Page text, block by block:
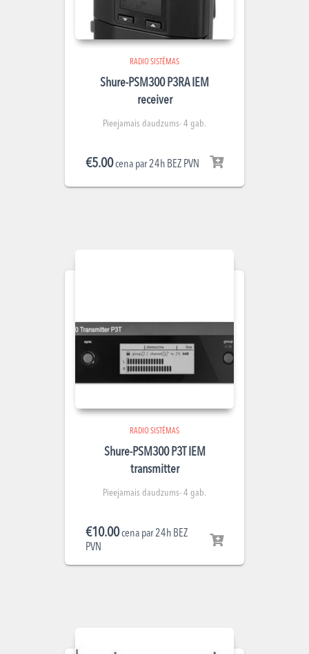
RADIO SISTĒMAS
Shure-PSM300 P3RA IEM
receiver
Pieejamais daudzums- 4 gab.
€5.00cena par 24h BEZ PVN
RADIO SISTĒMAS
Shure-PSM300 P3T IEM
transmitter
Pieejamais daudzums- 4 gab.
€10.00cena par 24h BEZ
PVN